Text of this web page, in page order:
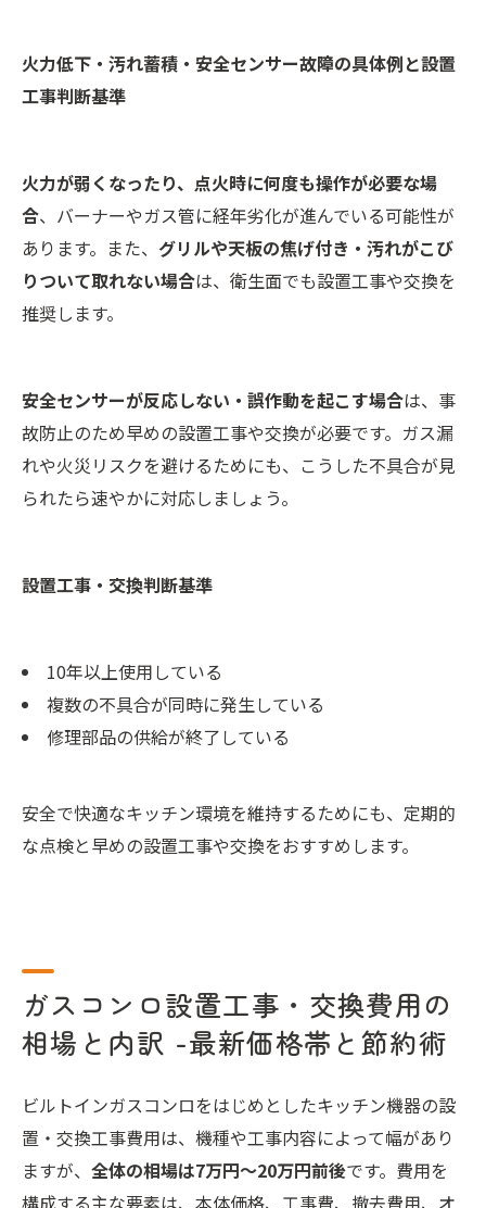
火力低下・汚れ蓄積・安全センサー故障の具体例と設置
工事判断基準
火力が弱くなったり、点火時に何度も操作が必要な場
合、バーナーやガス管に経年劣化が進んでいる可能性が
あります。また、 グリルや天板の焦げ付き・汚れがこび
りついて取れない場合は、衛生面でも設置工事や交換を
推奨します。
安全センサーが反応しない・誤作動を起こす場合は、事
故防止のため早めの設置工事や交換が必要です。ガス漏
れや火災リスクを避けるためにも、こうした不具合が見
られたら速やかに対応しましょう。
設置工事・交換判断基準
10年以上使用している
複数の不具合が同時に発生している
修理部品の供給が終了している
安全で快適なキッチン環境を維持するためにも、定期的
な点検と早めの設置工事や交換をおすすめします。
ガスコンロ設置工事・交換費用の
相場と内訳 -最新価格帯と節約術
ビルトインガスコンロをはじめとしたキッチン機器の設
置・交換工事費用は、機種や工事内容によって幅があり
ますが、 全体の相場は7万円〜20万円前後です。費用を
構成する主な要素は、本体価格、工事費、撤去費用、オ